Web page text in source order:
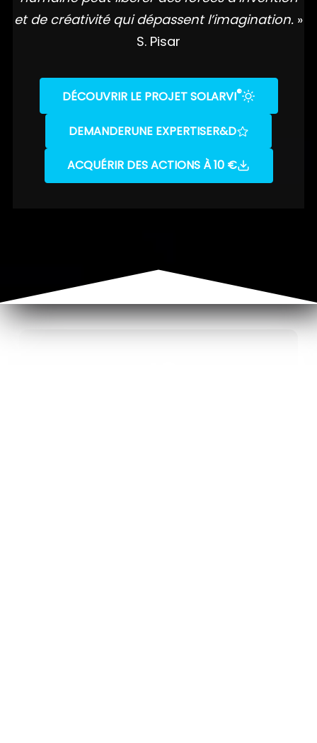
et de créativité qui dépassent l’imagination. »
S. Pisar
DÉCOUVRIR LE PROJET SOLARVI®
DEMANDERUNE EXPERTISER&D
ACQUÉRIR DES ACTIONS À 10 €